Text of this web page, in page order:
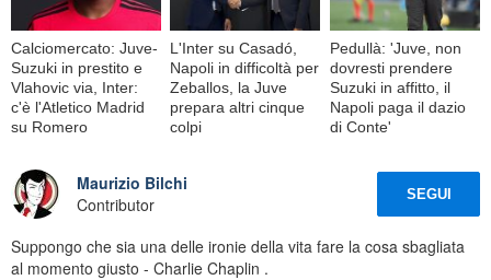
Calciomercato: Juve-
Suzuki in prestito e
Vlahovic via, Inter:
c'è l'Atletico Madrid
su Romero
L'Inter su Casadó,
Napoli in difficoltà per
Zeballos, la Juve
prepara altri cinque
colpi
Pedullà: 'Juve, non
dovresti prendere
Suzuki in affitto, il
Napoli paga il dazio
di Conte'
Maurizio Bilchi
Contributor
SEGUI
Suppongo che sia una delle ironie della vita fare la cosa sbagliata
al momento giusto - Charlie Chaplin .